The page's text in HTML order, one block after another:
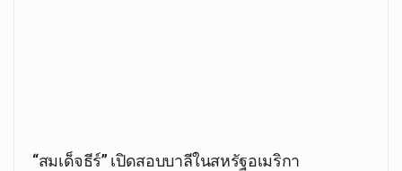
“สมเด็จธีร์” เปิดสอบบาลีในสหรัฐอเมริกา